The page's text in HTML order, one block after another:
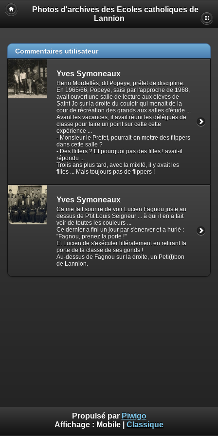
Photos d'archives des Ecoles catholiques de
Lannion
Commentaires utilisateur
Yves Symoneaux
Henri Mordellès, dit Popeye, préfet de discipline.
En 1965/66, Popeye, saisi par l'approche de 1968,
avait ouvert une salle de lecture aux élèves de
Saint Jo sur la droite du couloir qui menait de la
cour de récréation des grands aux salles d'étude ...
Avant les vacances, il avait réuni les délégués de
classe pour faire un point sur cette cette
expérience ...
- Monsieur le Préfet, pourrait-on mettre des flippers
dans cette salle ?
- Des flitters ? Et pourquoi pas des filles ! avait-il
répondu ...
Troiis ans plus tard, avec la mixité, il y avait les
filles ... Mais toujours pas de flippers !
Yves Symoneaux
Ca me fait sourire de voir Lucien Fagnou juste au
dessus de P'tit Louis Seigneur ... à qui il en a fait
voir de toutes les couleurs ...
Ce dernier a fini un jour par s'énerver et a hurlé :
"Fagnou, prenez la porte !"
Et Lucien de s'exécuter littéralement en retirant la
porte de la classe de ses gonds !
Au-dessus de Fagnou sur la droite, un Peti(t)bon
de Lannion.
Propulsé par Piwigo
Affichage : Mobile Classique